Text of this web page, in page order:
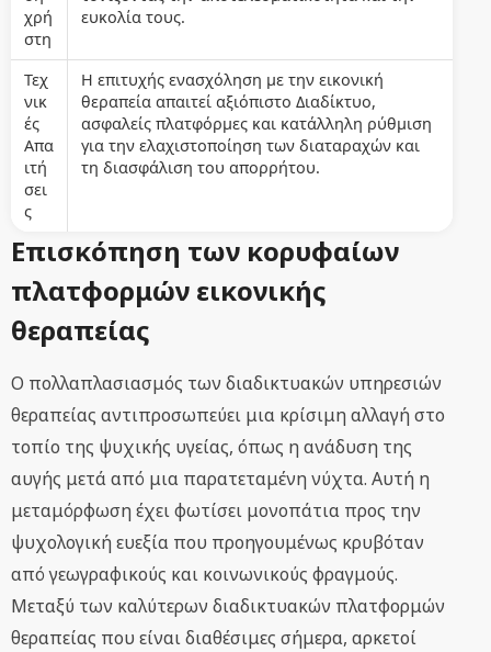
χρή
στη
ευκολία τους.
Τεχ
νικ
ές
Απα
ιτή
σει
ς
Η επιτυχής ενασχόληση με την εικονική
θεραπεία απαιτεί αξιόπιστο Διαδίκτυο,
ασφαλείς πλατφόρμες και κατάλληλη ρύθμιση
για την ελαχιστοποίηση των διαταραχών και
τη διασφάλιση του απορρήτου.
Επισκόπηση των κορυφαίων
πλατφορμών εικονικής
θεραπείας
Ο πολλαπλασιασμός των διαδικτυακών υπηρεσιών
θεραπείας αντιπροσωπεύει μια κρίσιμη αλλαγή στο
τοπίο της ψυχικής υγείας, όπως η ανάδυση της
αυγής μετά από μια παρατεταμένη νύχτα. Αυτή η
μεταμόρφωση έχει φωτίσει μονοπάτια προς την
ψυχολογική ευεξία που προηγουμένως κρυβόταν
από γεωγραφικούς και κοινωνικούς φραγμούς.
Μεταξύ των καλύτερων διαδικτυακών πλατφορμών
θεραπείας που είναι διαθέσιμες σήμερα, αρκετοί